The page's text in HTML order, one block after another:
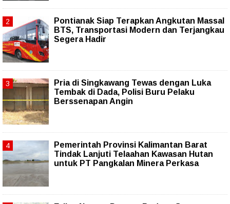
Pontianak Siap Terapkan Angkutan Massal
BTS, Transportasi Modern dan Terjangkau
Segera Hadir
Pria di Singkawang Tewas dengan Luka
Tembak di Dada, Polisi Buru Pelaku
Berssenapan Angin
Pemerintah Provinsi Kalimantan Barat
Tindak Lanjuti Telaahan Kawasan Hutan
untuk PT Pangkalan Minera Perkasa